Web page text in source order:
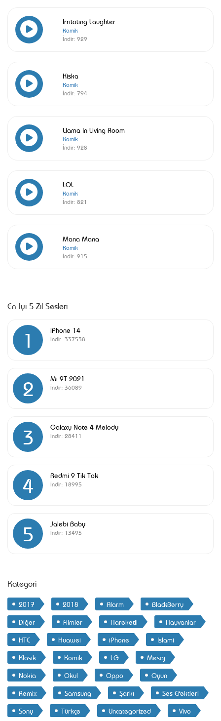
Irritating Laughter
Komik
İndir: 929
Kiska
Komik
İndir: 794
Llama In Living Room
Komik
İndir: 928
LOL
Komik
İndir: 821
Mana Mana
Komik
İndir: 915
En İyi 5 Zil Sesleri
1 iPhone 14
İndir: 337538
2 Mi 9T 2021
İndir: 36089
3 Galaxy Note 4 Melody
İndir: 28411
4 Redmi 9 Tik Tok
İndir: 18995
5 Jalebi Baby
İndir: 13495
Kategori
2017 2018 Alarm
BlackBerry
Diğer
Filmler Hareketli
Hayvanlar
HTC
Huawei iPhone
Islami
Klasik
Komik LG
Mesaj
Nokia
Okul Oppo
Oyun
Remix
Samsung Şarkı
Ses Efektleri
Sony
Türkçe Uncategorized Vivo